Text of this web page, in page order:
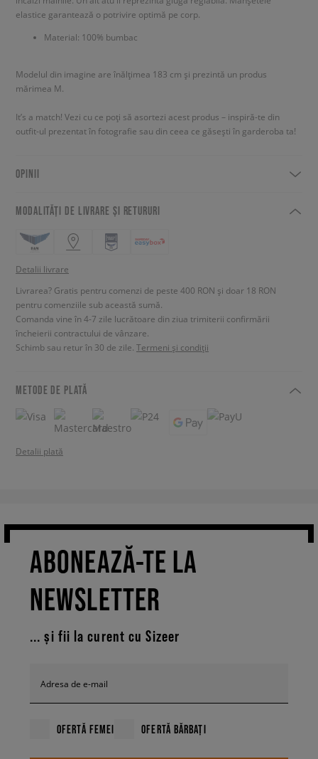
elastice garantează o potrivire optimă pe corp.
Material: 100% bumbac
Modelul din imagine are înălțimea 183 cm și prezintă un produs
mărimea M.
It’s a match! Vezi cu ce poți să asortezi acest produs – inspiră-te din
outfit-ul prezentat în fotografie sau din ceea ce găsești în garderoba ta!
OPINII
MODALITĂȚI DE LIVRARE ȘI RETURURI
Detalii livrare
Livrarea? Gratis pentru comenzi de peste 400 RON și doar 18 RON
pentru comenziile sub această sumă.
Comanda vine în 4-7 zile lucrătoare din ziua trimiterii confirmării
încheierii contractului de vânzare.
Schimb sau retur în 30 de zile. Termeni și condiții
METODE DE PLATĂ
Detalii plată
ABONEAZĂ-TE LA
NEWSLETTER
... și fii la curent cu Sizeer
Adresa de e-mail
OFERTĂ FEMEI OFERTĂ BĂRBAȚI